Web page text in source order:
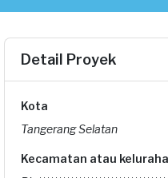
Detail Proyek
Kota
Tangerang Selatan
Kecamatan atau